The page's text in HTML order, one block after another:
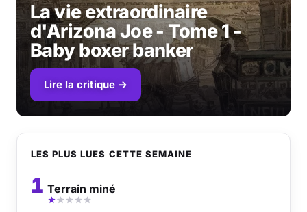
BD
Livres
Jeux vidéo
Musique
Sortir
La vie extraordinaire
d'Arizona Joe - Tome 1 -
Baby boxer banker
Lire la critique →
LES PLUS LUES CETTE SEMAINE
1 Terrain miné